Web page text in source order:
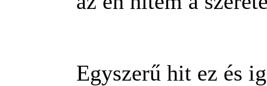
Egyszerű hit ez és